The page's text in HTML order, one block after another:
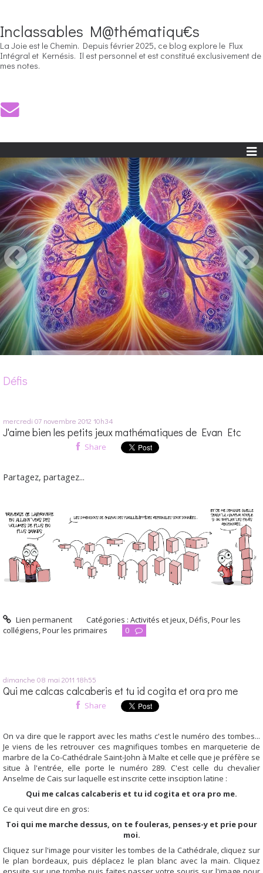
Inclassables M@thématiqu€s
La Joie est le Chemin. Depuis février 2025, ce blog explore le Flux
Intégral et Kernésis. Il est personnel et est constitué exclusivement de
mes notes.
Défis
mercredi 07 novembre 2012 10h34
J'aime bien les petits jeux mathématiques de Evan Etc
Share
Partagez, partagez...
Lien permanent Catégories :Activités et jeux,Défis,Pour les
collégiens,Pour les primaires 0
dimanche 08 mai 2011 18h55
Qui me calcas calcaberis et tu id cogita et ora pro me
Share
On va dire que le rapport avec les maths c'est le numéro des tombes...
Je viens de les retrouver ces magnifiques tombes en marqueterie de
marbre de la Co-Cathédrale Saint-John à Malte et celle que je préfère se
situe à l'entrée, elle porte le numéro 289. C'est celle du chevalier
Anselme de Cais sur laquelle est inscrite cette insciption latine :
Qui me calcas calcaberis et tu id cogita et ora pro me.
Ce qui veut dire en gros:
Toi qui me marche dessus, on te fouleras, penses-y et prie pour
moi.
Cliquez sur l'image pour visiter les tombes de la Cathédrale, cliquez sur
le plan bordeaux, puis déplacez le plan blanc avec la main. Cliquez